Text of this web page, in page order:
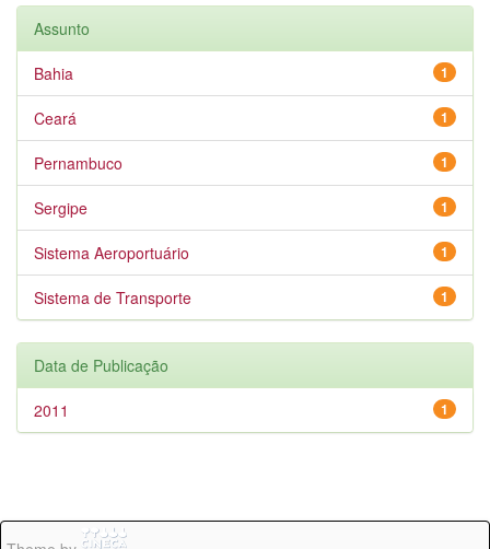
Assunto
1
Bahia
1
Ceará
1
Pernambuco
1
Sergipe
1
Sistema Aeroportuário
1
Sistema de Transporte
Data de Publicação
1
2011